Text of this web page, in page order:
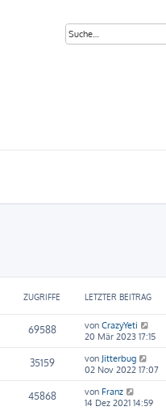
ZUGRIFFE LETZTER BEITRAG
69588 von CrazyYeti
20 Mär 2023 17:15
35159 von Jitterbug
02 Nov 2022 17:07
45868 von Franz
14 Dez 2021 14:59